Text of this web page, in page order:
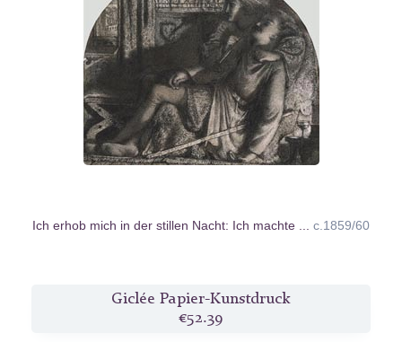
Ich erhob mich in der stillen Nacht: Ich machte ... c.1859/60
Giclée Papier-Kunstdruck
€52.39